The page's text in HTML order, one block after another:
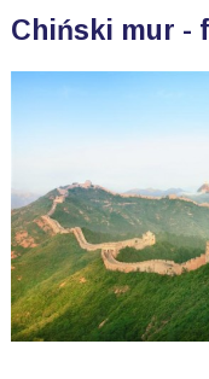
Chiński mur -